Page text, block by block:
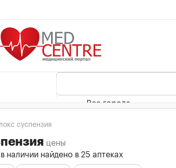
Все города
суспензия
цены
наличии найдено в 25 аптеках